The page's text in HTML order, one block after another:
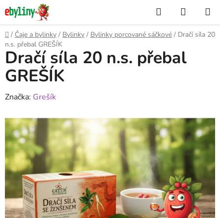
Přejít
na
obsah
Hledat
KOŠÍK
Domů
/ Čaje a bylinky / Bylinky / Bylinky porcované sáčkové / Dračí síla 20
n.s. přebal GREŠÍK
Dračí síla 20 n.s. přebal
GREŠÍK
Značka: Grešík